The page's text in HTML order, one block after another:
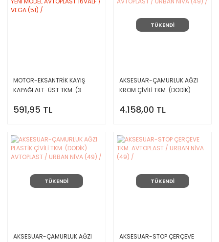
MOTOR-EKSANTRİK KAYIŞ
KAPAĞI ALT-ÜST TKM. (3
AVTOPLAST 16VALF / VEGA (51)
591,95 TL
TÜKENDİ
AKSESUAR-ÇAMURLUK AĞZI
KROM ÇİVİLİ TKM. (DODİK)
/
4.158,00 TL
TÜKENDİ
AKSESUAR-ÇAMURLUK AĞZI
TÜKENDİ
AKSESUAR-STOP ÇERÇEVE